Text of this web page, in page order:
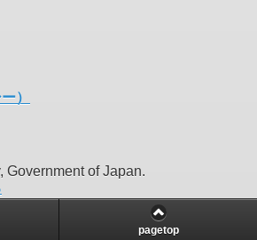
）
of Japan.
pagetop